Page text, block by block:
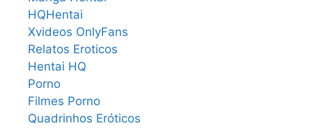
HQHentai
Xvideos OnlyFans
Relatos Eroticos
Hentai HQ
Porno
Filmes Porno
Quadrinhos Eróticos